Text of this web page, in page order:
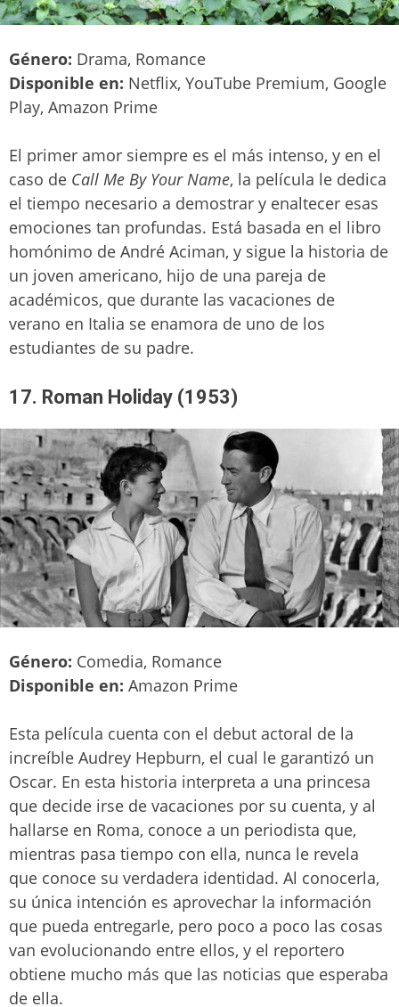
Género: Drama, Romance
Disponible en: Netflix, YouTube Premium, Google
Play, Amazon Prime
El primer amor siempre es el más intenso, y en el
caso de Call Me By Your Name, la película le dedica
el tiempo necesario a demostrar y enaltecer esas
emociones tan profundas. Está basada en el libro
homónimo de André Aciman, y sigue la historia de
un joven americano, hijo de una pareja de
académicos, que durante las vacaciones de
verano en Italia se enamora de uno de los
estudiantes de su padre.
17. Roman Holiday (1953)
Género: Comedia, Romance
Disponible en: Amazon Prime
Esta película cuenta con el debut actoral de la
increíble Audrey Hepburn, el cual le garantizó un
Oscar. En esta historia interpreta a una princesa
que decide irse de vacaciones por su cuenta, y al
hallarse en Roma, conoce a un periodista que,
mientras pasa tiempo con ella, nunca le revela
que conoce su verdadera identidad. Al conocerla,
su única intención es aprovechar la información
que pueda entregarle, pero poco a poco las cosas
van evolucionando entre ellos, y el reportero
obtiene mucho más que las noticias que esperaba
de ella.